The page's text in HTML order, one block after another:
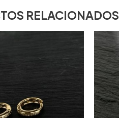
RELACIONADOS